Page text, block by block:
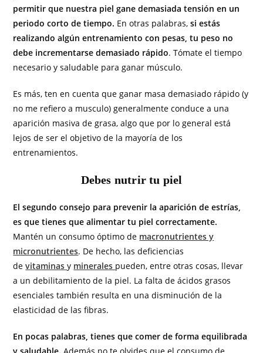
permitir que nuestra piel gane demasiada tensión en un
periodo corto de tiempo. En otras palabras,si estás
realizando algún entrenamiento con pesas, tu peso no
debe incrementarse demasiado rápido. Tómate el tiempo
necesario y saludable para ganar músculo.
Es más, ten en cuenta que ganar masa demasiado rápido (y
no me refiero a musculo) generalmente conduce a una
aparición masiva de grasa, algo que por lo general está
lejos de ser el objetivo de la mayoría de los
entrenamientos.
Debes nutrir tu piel
El segundo consejo para prevenir la aparición de estrías,
es que tienes que alimentar tu piel correctamente.
Mantén un consumo óptimo de macronutrientes y
micronutrientes. De hecho, las deficiencias
devitaminasy minerales pueden, entre otras cosas, llevar
a un debilitamiento de la piel. La falta de ácidos grasos
esenciales también resulta en una disminución de la
elasticidad de las fibras.
En pocas palabras, tienes que comer de forma equilibrada